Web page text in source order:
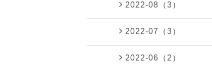
2022-08（3）
2022-07（3）
2022-06（2）